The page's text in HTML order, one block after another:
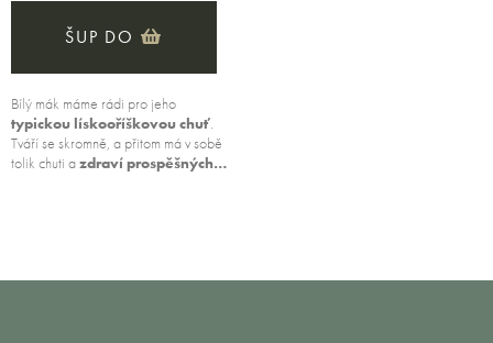
ŠUP DO
Bílý mák máme rádi pro jeho
typickou lískooříškovou chuť.
Tváří se skromně, a přitom má v sobě
tolik chuti azdraví prospěšných…